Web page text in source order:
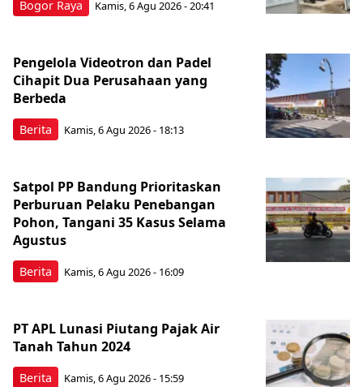
Bogor Raya Kamis, 6 Agu 2026 - 20:41
Berita
Pengelola Videotron dan Padel
Cihapit Dua Perusahaan yang
Berbeda
Kamis, 6 Agu 2026 - 18:13
Berita
Satpol PP Bandung Prioritaskan
Perburuan Pelaku Penebangan
Pohon, Tangani 35 Kasus Selama
Agustus
Kamis, 6 Agu 2026 - 16:09
Berita
PT APL Lunasi Piutang Pajak Air
Tanah Tahun 2024
Kamis, 6 Agu 2026 - 15:59